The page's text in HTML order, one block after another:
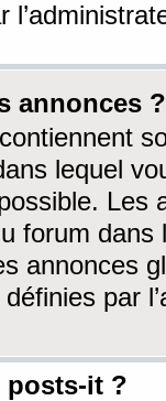
annonces ?
lequel
Les
forum dans
annonces
par
posts-it ?